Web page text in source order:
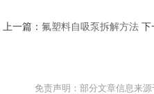
上一篇：氟塑料自吸泵拆解方法 下
免责声明：部分文章信息来